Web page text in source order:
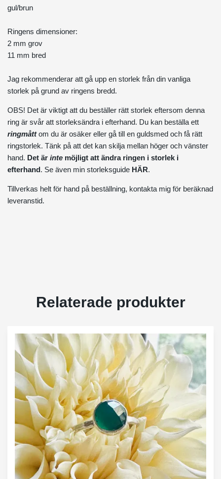
gul/brun
Ringens dimensioner:
2 mm grov
11 mm bred
Jag rekommenderar att gå upp en storlek från din vanliga
storlek på grund av ringens bredd.
OBS! Det är viktigt att du beställer rätt storlek eftersom denna
ring är svår att storleksändra i efterhand. Du kan beställa ett
ringmåttom du är osäker eller gå till en guldsmed och få rätt
ringstorlek. Tänk på att det kan skilja mellan höger och vänster
hand. Det är inte möjligt att ändra ringen i storlek i
efterhand. Se även min storleksguide HÄR.
Tillverkas helt för hand på beställning, kontakta mig för beräknad
leveranstid.
Relaterade produkter